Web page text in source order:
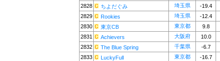
2828
ちよだぐみ 埼玉県
-19.4
2829
Rookies 埼玉県
-12.4
2830
東京CB 東京都
9.8
2831
Achievers 大阪府
10.0
2832
The Blue Spring 千葉県
-6.7
2833
LuckyFull 東京都
-16.7